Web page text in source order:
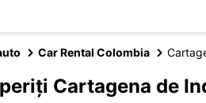
Car Rental Colombia
Cartagena de